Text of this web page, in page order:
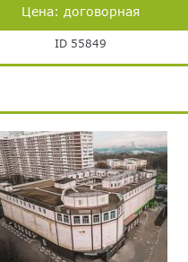
Цена: договорная
ID 55849